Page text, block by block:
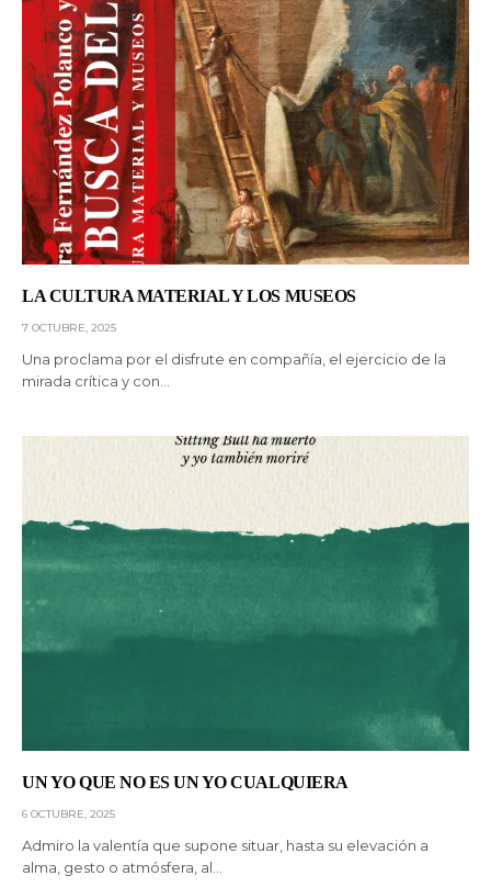
LA CULTURA MATERIAL Y LOS MUSEOS
7 OCTUBRE, 2025
Una proclama por el disfrute en compañía, el ejercicio de la
mirada crítica y con…
UN YO QUE NO ES UN YO CUALQUIERA
6 OCTUBRE, 2025
Admiro la valentía que supone situar, hasta su elevación a
alma, gesto o atmósfera, al…